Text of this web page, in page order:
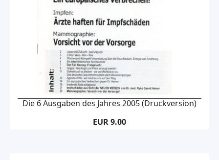
Die 6 Ausgaben des Jahres 2005 (Druckversion)
EUR 9.00